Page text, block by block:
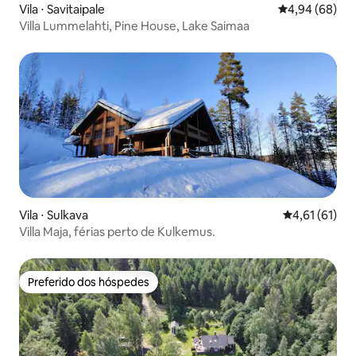
Vila ⋅ Savitaipale 4,94 de uma
4,94 (68)
Villa Lummelahti, Pine House, Lake Saimaa
Vila ⋅ Sulkava 4,61 de uma
4,61 (61)
Villa Maja, férias perto de Kulkemus.
Preferido dos hóspedes
Preferido dos hóspedes